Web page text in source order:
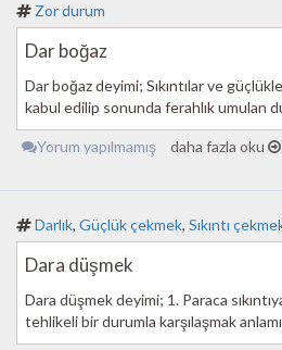
Zor durum
Dar boğaz
Dar boğaz deyimi; Sıkıntılar ve
kabul edilip sonunda ferahlık umulan
Yorum yapılmamış daha fazla oku
Darlık, Güçlük çekmek, Sıkıntı
Dara düşmek
Dara düşmek deyimi; 1. Paraca
tehlikeli bir durumla karşılaşmak